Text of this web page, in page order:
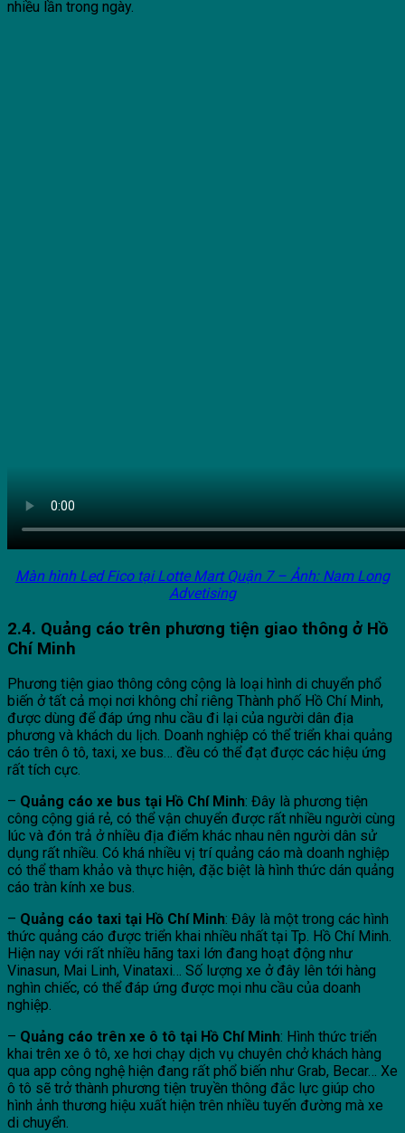
nhiều lần trong ngày.
Màn hình Led Fico tại Lotte Mart Quận 7 – Ảnh: Nam Long
Advetising
2.4. Quảng cáo trên phương tiện giao thông ở Hồ
Chí Minh
Phương tiện giao thông công cộng là loại hình di chuyển phổ
biến ở tất cả mọi nơi không chỉ riêng Thành phố Hồ Chí Minh,
được dùng để đáp ứng nhu cầu đi lại của người dân địa
phương và khách du lịch. Doanh nghiệp có thể triển khai quảng
cáo trên ô tô, taxi, xe bus… đều có thể đạt được các hiệu ứng
rất tích cực.
– Quảng cáo xe bus tại Hồ Chí Minh: Đây là phương tiện
công cộng giá rẻ, có thể vận chuyển được rất nhiều người cùng
lúc và đón trả ở nhiều địa điểm khác nhau nên người dân sử
dụng rất nhiều. Có khá nhiều vị trí quảng cáo mà doanh nghiệp
có thể tham khảo và thực hiện, đặc biệt là hình thức dán quảng
cáo tràn kính xe bus.
– Quảng cáo taxi tại Hồ Chí Minh: Đây là một trong các hình
thức quảng cáo được triển khai nhiều nhất tại Tp. Hồ Chí Minh.
Hiện nay với rất nhiều hãng taxi lớn đang hoạt động như
Vinasun, Mai Linh, Vinataxi… Số lượng xe ở đây lên tới hàng
nghìn chiếc, có thể đáp ứng được mọi nhu cầu của doanh
nghiệp.
– Quảng cáo trên xe ô tô tại Hồ Chí Minh: Hình thức triển
khai trên xe ô tô, xe hơi chạy dịch vụ chuyên chở khách hàng
qua app công nghệ hiện đang rất phổ biến như Grab, Becar… Xe
ô tô sẽ trở thành phương tiện truyền thông đắc lực giúp cho
hình ảnh thương hiệu xuất hiện trên nhiều tuyến đường mà xe
di chuyển.